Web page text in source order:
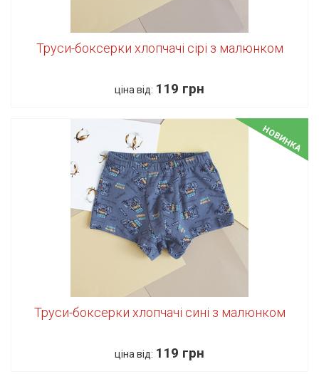
Труси-боксерки хлопчачі сірі з малюнком
ціна від: 119 грн
НОВИНКА
Труси-боксерки хлопчачі сині з малюнком
ціна від: 119 грн